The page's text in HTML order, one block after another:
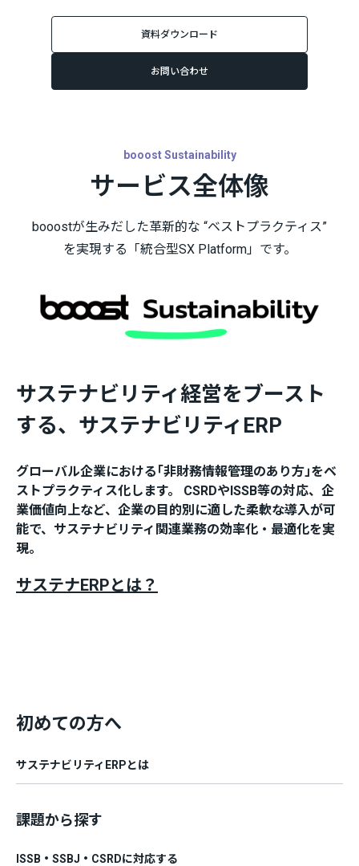
資料ダウンロード
お問い合わせ
booost Sustainability
サービス全体像
booostが生みだした革新的な “ベストプラクティス”
を実現する「統合型SX Platform」です。
サステナビリティ経営をブースト
する、 サステナビリティERP
グローバル企業における｢非財務情報管理のあり方｣をベ
ストプラクティス化します。 CSRDやISSB等の対応、企
業価値向上など、企業の目的別に適した柔軟な導入が可
能で、サステナビリティ関連業務の効率化・最適化を実
現。
サステナERPとは？
初めての方へ
サステナビリティERPとは
課題から探す
ISSB・SSBJ・CSRDに対応する